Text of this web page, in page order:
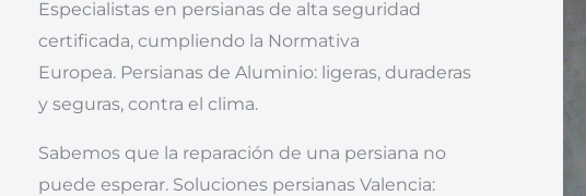
Especialistas en persianas de alta seguridad
certificada, cumpliendo la Normativa
Europea. Persianas de Aluminio: ligeras, duraderas
y seguras, contra el clima.
Sabemos que la reparación de una persiana no
puede esperar. Soluciones persianas Valencia: